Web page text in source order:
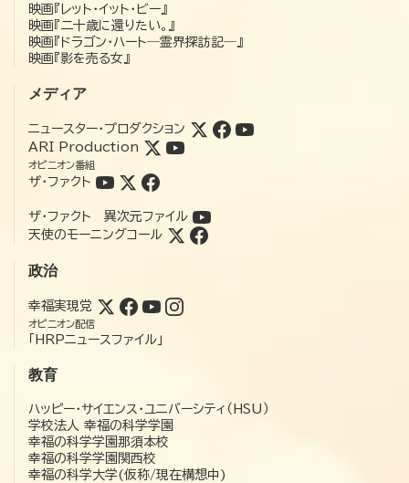
映画『レット・イット・ビー』
映画『二十歳に還りたい。』
映画『ドラゴン・ハート―霊界探訪記―』
映画『影を売る女』
メディア
ニュースター・プロダクション
ARI Production
オピニオン番組
ザ・ファクト
ザ・ファクト 異次元ファイル
天使のモーニングコール
政治
幸福実現党
オピニオン配信
「HRPニュースファイル」
教育
ハッピー・サイエンス・ユニバーシティ（HSU）
学校法人 幸福の科学学園
幸福の科学学園那須本校
幸福の科学学園関西校
幸福の科学大学(仮称/現在構想中)